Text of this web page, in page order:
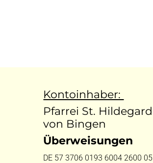
Kontoinhaber:
Pfarrei St. Hildegard
von Bingen
Überweisungen
DE 57 3706 0193 6004 2600 05